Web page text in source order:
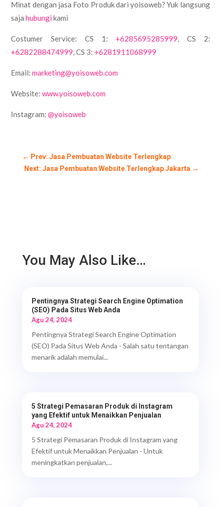
Minat dengan jasa Foto Produk dari yoisoweb? Yuk langsung
sajahubungi kami
Costumer Service: CS 1: +6285695285999, CS 2:
+6282288474999, CS 3: +6281911068999
Email:marketing@yoisoweb.com
Website:www.yoisoweb.com
Instagram:@yoisoweb
← Prev: Jasa Pembuatan Website Terlengkap
Next: Jasa Pembuatan Website Terlengkap Jakarta →
You May Also Like…
Pentingnya Strategi Search Engine Optimation
(SEO) Pada Situs Web Anda
Agu 24, 2024
Pentingnya Strategi Search Engine Optimation
(SEO) Pada Situs Web Anda - Salah satu tentangan
menarik adalah memulai...
5 Strategi Pemasaran Produk di Instagram
yang Efektif untuk Menaikkan Penjualan
Agu 24, 2024
5 Strategi Pemasaran Produk di Instagram yang
Efektif untuk Menaikkan Penjualan - Untuk
meningkatkan penjualan,...